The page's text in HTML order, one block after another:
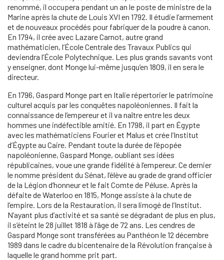
renommé, il occupera pendant un an le poste de ministre de la
Marine après la chute de Louis XVI en 1792. Il étudie l’armement
et de nouveaux procédés pour fabriquer de la poudre à canon.
En 1794, il crée avec Lazare Carnot, autre grand
mathématicien, l’École Centrale des Travaux Publics qui
deviendra l’École Polytechnique. Les plus grands savants vont
y enseigner, dont Monge lui-même jusqu’en 1809, il en sera le
directeur.
En 1796, Gaspard Monge part en Italie répertorier le patrimoine
culturel acquis par les conquêtes napoléoniennes. Il fait la
connaissance de l’empereur et il va naître entre les deux
hommes une indéfectible amitié. En 1798, il part en Égypte
avec les mathématiciens Fourier et Malus et crée l’Institut
d’Égypte au Caire. Pendant toute la durée de l’épopée
napoléonienne, Gaspard Monge, oubliant ses idées
républicaines, voue une grande fidélité à l’empereur. Ce dernier
le nomme président du Sénat, l’élève au grade de grand officier
de la Légion d’honneur et le fait Comte de Péluse. Après la
défaite de Waterloo en 1815, Monge assiste à la chute de
l’empire. Lors de la Restauration, il sera limogé de l’Institut.
N’ayant plus d’activité et sa santé se dégradant de plus en plus,
il s’éteint le 28 juillet 1818 à l’âge de 72 ans. Les cendres de
Gaspard Monge sont transférées au Panthéon le 12 décembre
1989 dans le cadre du bicentenaire de la Révolution française à
laquelle le grand homme prit part.